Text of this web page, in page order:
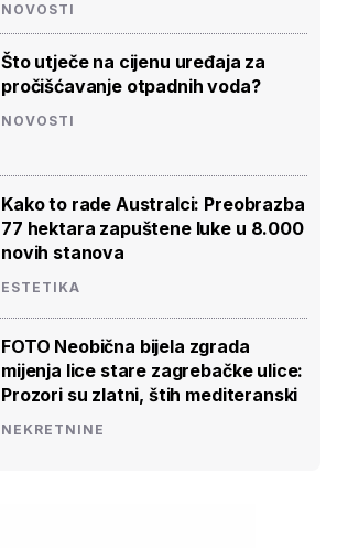
NOVOSTI
Što utječe na cijenu uređaja za
pročišćavanje otpadnih voda?
NOVOSTI
Kako to rade Australci: Preobrazba
77 hektara zapuštene luke u 8.000
novih stanova
ESTETIKA
FOTO Neobična bijela zgrada
mijenja lice stare zagrebačke ulice:
Prozori su zlatni, štih mediteranski
NEKRETNINE